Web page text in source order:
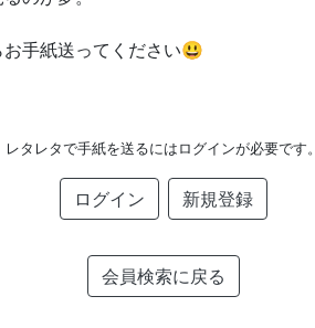
お手紙送ってください😃
レタレタで手紙を送るにはログインが必要です。
ログイン 新規登録
会員検索に戻る